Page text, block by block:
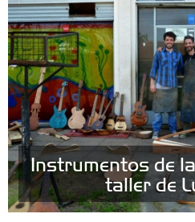
Instrumentos de
taller de